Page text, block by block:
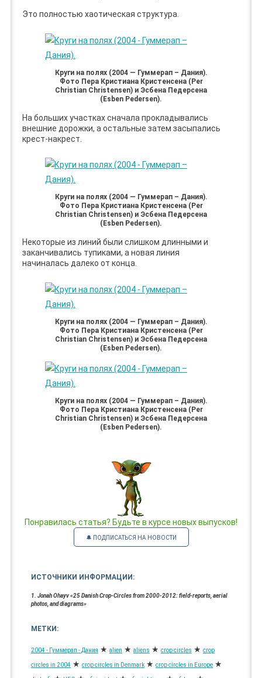
Это полностью хаотическая структура.
Круги на полях (2004 — Гуммерап – Дания).
Фото Пера Кристиана Кристенсена (Per
Christian Christensen) и Эсбена Педерсена
(Esben Pedersen).
На больших участках сначала прокладывались
внешние дорожки, а остальные затем засыпались
крест-накрест.
Круги на полях (2004 — Гуммерап – Дания).
Фото Пера Кристиана Кристенсена (Per
Christian Christensen) и Эсбена Педерсена
(Esben Pedersen).
Некоторые из линий были слишком длинными и
заканчивались тупиками, а новая линия
начиналась далеко от конца.
Круги на полях (2004 — Гуммерап – Дания).
Фото Пера Кристиана Кристенсена (Per
Christian Christensen) и Эсбена Педерсена
(Esben Pedersen).
Круги на полях (2004 — Гуммерап – Дания).
Фото Пера Кристиана Кристенсена (Per
Christian Christensen) и Эсбена Педерсена
(Esben Pedersen).
Понравилась статья? Будьте в курсе новых выпусков!
🔔 ПОДПИСАТЬСЯ НА НОВОСТИ
ИСТОЧНИКИ ИНФОРМАЦИИ:
1. Jonah Ohayv «25 Danish Crop-Circles from 2000-2012: field-reports, aerial
photos, and diagrams»
МЕТКИ:
2004 - Гуммерап - Дания ★ alien ★ aliens ★ crop circles ★ crop
circles in 2004 ★ crop circles in Denmark ★ crop circles in Europe ★